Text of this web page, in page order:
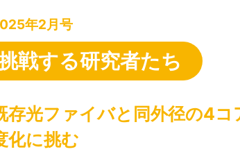
年2月号
戦する研究者たち
存光ファイバと同外径の4
化に挑む